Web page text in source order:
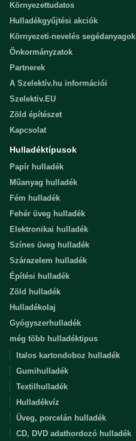
Környezettudatos
Hulladékgyűjtési akciók
Környezeti-nevelés segédanyagok
Önkormányzatok
Partnerek
A Szelektív.hu információi
Szelektiv.EU
Zöld építészet
Kapcsolat
Hulladéktípusok
Papír hulladék
Műanyag hulladék
Fém hulladék
Fehér üveg hulladék
Elektronikai hulladék
Színes üveg hulladék
Szárazelem hulladék
Építési hulladék
Zöld hulladék
Hulladékolaj
Gyógyszerhulladék
még több hulladéktipus
Italos kartondoboz hulladék
Gumihulladék
Textilhulladék
Hulladékvíz
Üveg, porcelán hulladék
CD, DVD adathordozó hulladék